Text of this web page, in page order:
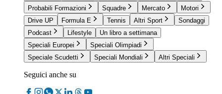
Probabili Formazioni
Squadre Mercato
Motori
Drive UP
Formula E Tennis Altri Sport
Sondaggi
Podcast
Lifestyle
Un libro a settimana
Speciali Europei
Speciali Olimpiadi
Speciale Scudetti
Speciali Mondiali Altri Speciali
Seguici anche su